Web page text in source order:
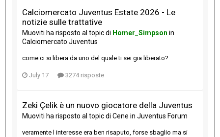
Calciomercato Juventus Estate 2026 - Le
notizie sulle trattative
Muoviti ha risposto al topic di Homer_Simpson in
Calciomercato Juventus
come ci si libera da uno del quale ti sei gia liberato?
July 17 3274 risposte
Zeki Çelik è un nuovo giocatore della Juventus
Muoviti ha risposto al topic di Cene in Juventus Forum
veramente l interesse era ben risaputo, forse sbaglio ma si